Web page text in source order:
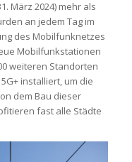
März 2024) mehr als
an jedem Tag im
des Mobilfunknetzes
Mobilfunkstationen
weiteren Standorten
installiert, um die
dem Bau dieser
fast alle Städte